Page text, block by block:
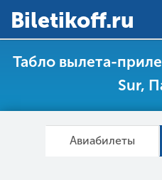
Вiletikoff.ru
Табло вылета-
Sur,
Авиабилеты